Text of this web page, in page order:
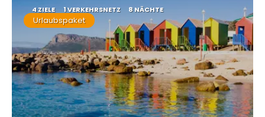
4 ZIELE 1 VERKEHRSNETZ 8 NÄCHTE
Urlaubspaket